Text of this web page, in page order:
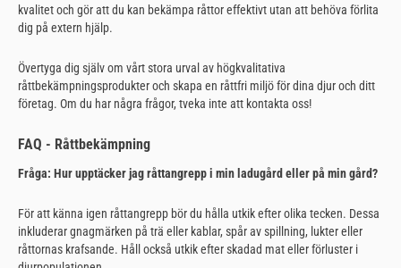
kvalitet och gör att du kan bekämpa råttor effektivt utan att behöva förlita
dig på extern hjälp.
Övertyga dig själv om vårt stora urval av högkvalitativa
råttbekämpningsprodukter och skapa en råttfri miljö för dina djur och ditt
företag. Om du har några frågor, tveka inte att kontakta oss!
FAQ - Råttbekämpning
Fråga: Hur upptäcker jag råttangrepp i min ladugård eller på min gård?
För att känna igen råttangrepp bör du hålla utkik efter olika tecken. Dessa
inkluderar gnagmärken på trä eller kablar, spår av spillning, lukter eller
råttornas krafsande. Håll också utkik efter skadad mat eller förluster i